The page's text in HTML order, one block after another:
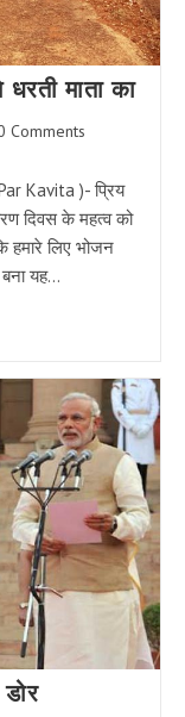
माता का
Comments
Kavita )- प्रिय
दिवस के महत्व को
हमारे लिए भोजन
यह…